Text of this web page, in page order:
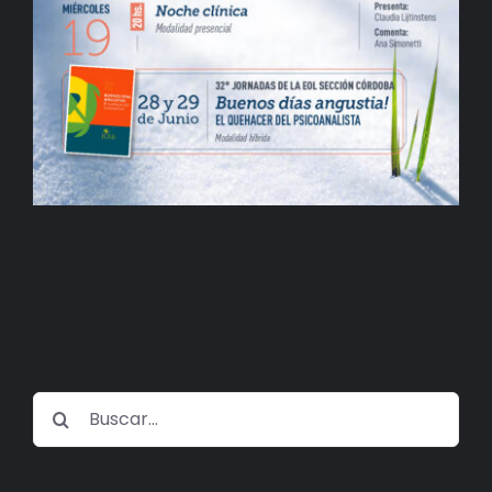
BIBLIOTECA
RED EOL
MEDIODICHO
ACTUALIDAD
Buscar: